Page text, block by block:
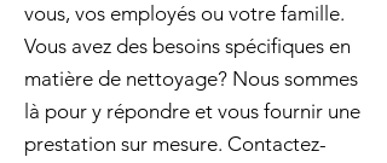
vous, vos employés ou votre famille.
Vous avez des besoins spécifiques en
matière de nettoyage? Nous sommes
là pour y répondre et vous fournir une
prestation sur mesure. Contactez-